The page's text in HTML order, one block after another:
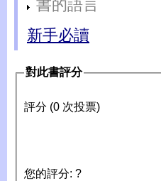
書的語言
新手必讀
對此書評分
評分 (0 次投票)
您的評分: ?